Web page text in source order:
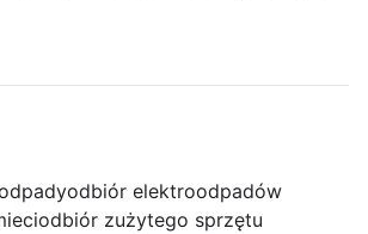
odbiór elektroodpadów
odbiór zużytego sprzętu